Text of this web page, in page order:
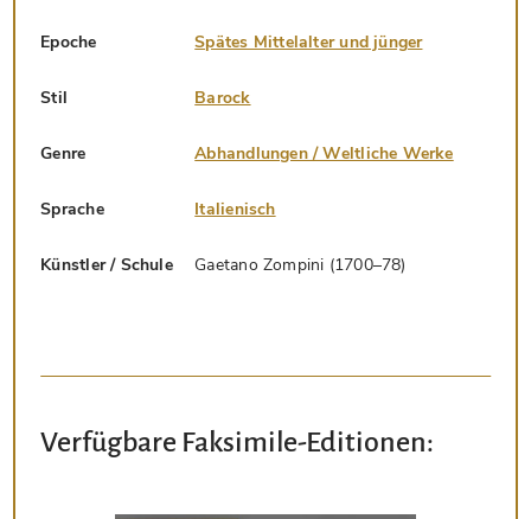
Epoche Spätes Mittelalter und jünger
Stil Barock
Genre Abhandlungen / Weltliche Werke
Sprache Italienisch
Künstler / Schule Gaetano Zompini (1700–78)
Verfügbare Faksimile-Editionen: